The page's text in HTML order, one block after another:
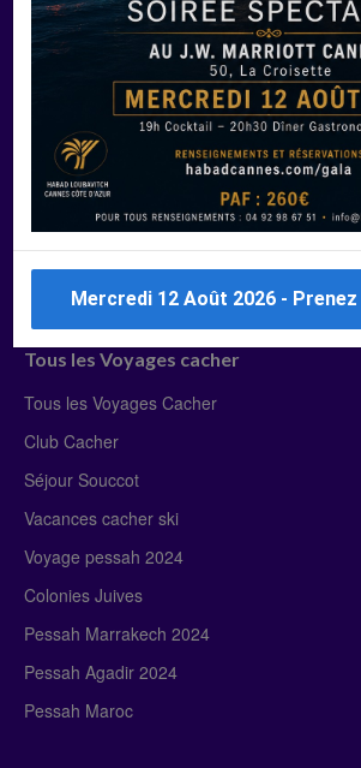
Manger Cacher
Liste des restaurants cacher
Restaurants cacher à Paris
Restaurants cacher à Deauville
Restaurants cacher à Lyon
Restaurants cacher à Marseille
Restaurants cacher Dubaï
Tous les Voyages cacher
Tous les Voyages Cacher
Club Cacher
Séjour Souccot
Vacances cacher ski
Voyage pessah 2024
Colonies Juives
Pessah Marrakech 2024
Pessah Agadir 2024
Pessah Maroc